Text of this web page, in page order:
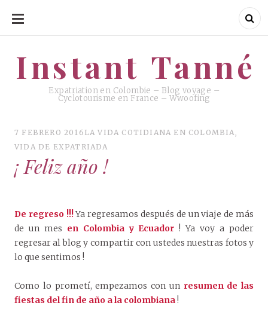
SKIP
CONTENT
Instant Tanné
Expatriation en Colombie – Blog voyage –
Cyclotourisme en France – Wwoofing
Instant Tanné
7 FEBRERO 2016 LA VIDA COTIDIANA EN COLOMBIA,
VIDA DE EXPATRIADA
¡ Feliz año !
De regreso !!!Ya regresamos después de un viaje de más
de un mes en Colombia y Ecuador ! Ya voy a poder
regresar al blog y compartir con ustedes nuestras fotos y
lo que sentimos !
Como lo prometí, empezamos con un resumen de las
fiestas del fin de año a la colombiana!